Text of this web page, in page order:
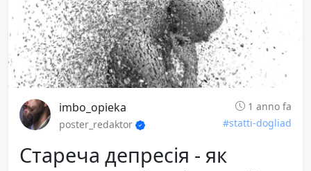
imbo_opieka
1 anno fa
poster_redaktor
#statti-dogliad
Стареча депресія - як